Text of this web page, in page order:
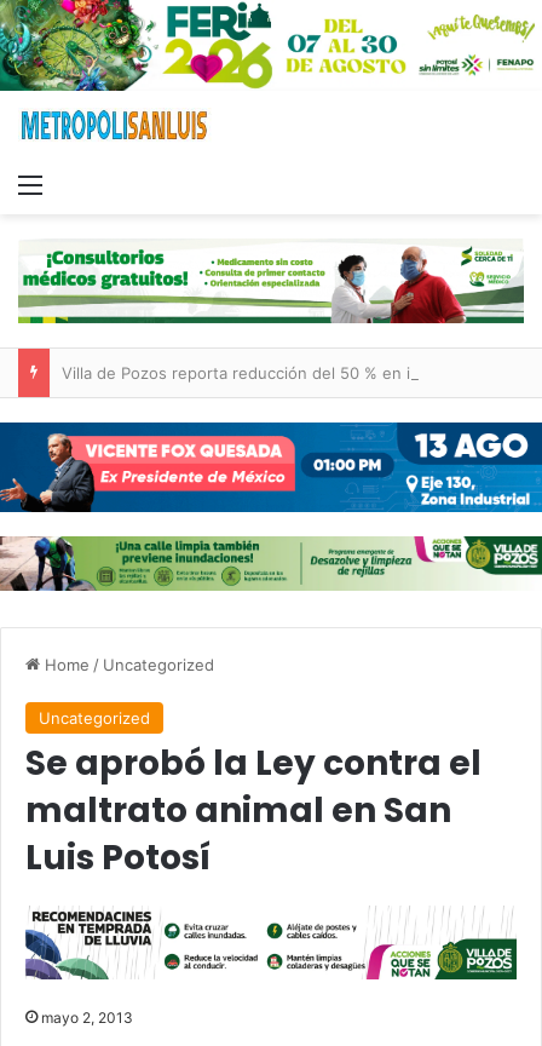
Home / Uncategorized
Uncategorized
Se aprobó la Ley contra el
maltrato animal en San
Luis Potosí
mayo 2, 2013